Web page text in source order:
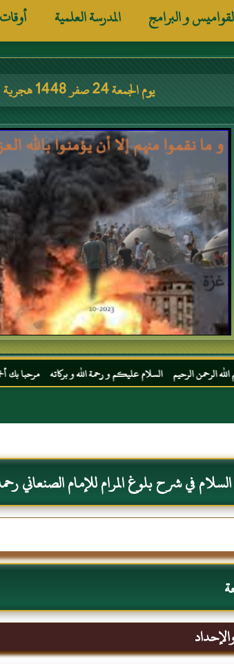
و البرامج المدرسة العلمية
يوم الجمعة 24 صفر 1448 هجرية
السلام عليكم و رحمة الله و بركاته مرحبا بك أخي الكريم
في شرح بلوغ المرام للإمام الصنعاني